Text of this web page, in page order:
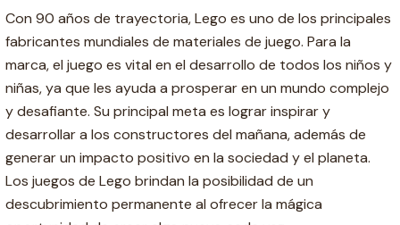
Con 90 años de trayectoria, Lego es uno de los principales
fabricantes mundiales de materiales de juego. Para la
marca, el juego es vital en el desarrollo de todos los niños y
niñas, ya que les ayuda a prosperar en un mundo complejo
y desafiante. Su principal meta es lograr inspirar y
desarrollar a los constructores del mañana, además de
generar un impacto positivo en la sociedad y el planeta.
Los juegos de Lego brindan la posibilidad de un
descubrimiento permanente al ofrecer la mágica